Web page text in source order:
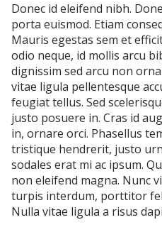
Donec id eleifend nibh.
porta euismod. Etiam
Mauris egestas sem et
odio neque, id mollis arcu
dignissim sed arcu non
vitae ligula pellentesque
feugiat tellus. Sed
justo posuere in. Cras id
in, ornare orci. Phasellus
tristique hendrerit, justo
sodales erat mi ac ipsum.
non eleifend magna. Nunc
turpis interdum, porttitor
Nulla vitae ligula a risus